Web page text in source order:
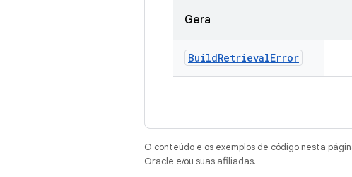
Gera
BuildRetrievalError
O conteúdo e os exemplos de código nesta
Oracle e/ou suas afiliadas.